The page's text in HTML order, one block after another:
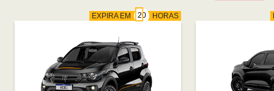
EXPIRA EM HORAS